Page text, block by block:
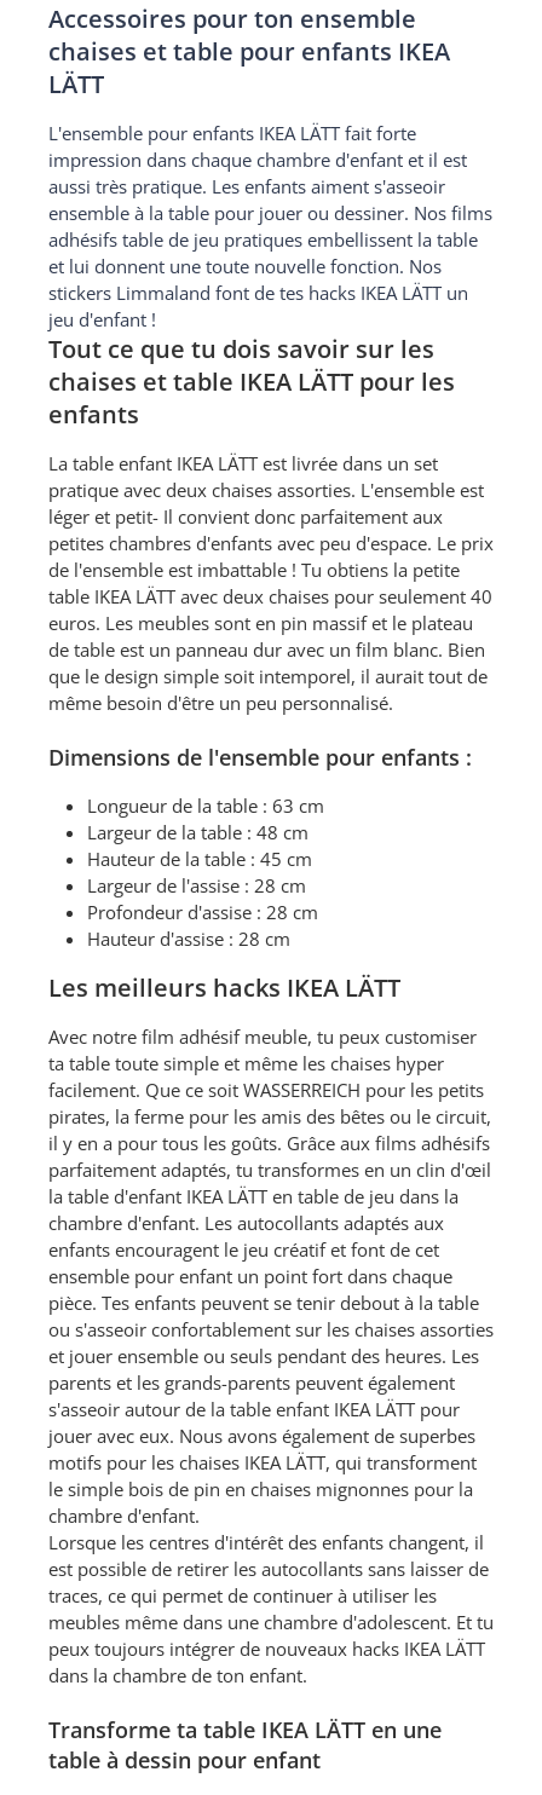
Accessoires pour ton ensemble
chaises et table pour enfants IKEA
LÄTT
L'ensemble pour enfants IKEA LÄTT fait forte
impression dans chaque chambre d'enfant et il est
aussi très pratique. Les enfants aiment s'asseoir
ensemble à la table pour jouer ou dessiner. Nos films
adhésifs table de jeu pratiques embellissent la table
et lui donnent une toute nouvelle fonction. Nos
stickers Limmaland font de tes hacks IKEA LÄTT un
jeu d'enfant !
Tout ce que tu dois savoir sur les
chaises et table IKEA LÄTT pour les
enfants
La table enfant IKEA LÄTT est livrée dans un set
pratique avec deux chaises assorties. L'ensemble est
léger et petit- Il convient donc parfaitement aux
petites chambres d'enfants avec peu d'espace. Le prix
de l'ensemble est imbattable ! Tu obtiens la petite
table IKEA LÄTT avec deux chaises pour seulement 40
euros. Les meubles sont en pin massif et le plateau
de table est un panneau dur avec un film blanc. Bien
que le design simple soit intemporel, il aurait tout de
même besoin d'être un peu personnalisé.
Dimensions de l'ensemble pour enfants :
Longueur de la table : 63 cm
Largeur de la table : 48 cm
Hauteur de la table : 45 cm
Largeur de l'assise : 28 cm
Profondeur d'assise : 28 cm
Hauteur d'assise : 28 cm
Les meilleurs hacks IKEA LÄTT
Avec notre film adhésif meuble, tu peux customiser
ta table toute simple et même les chaises hyper
facilement. Que ce soit WASSERREICH pour les petits
pirates, la ferme pour les amis des bêtes ou le circuit,
il y en a pour tous les goûts. Grâce aux films adhésifs
parfaitement adaptés, tu transformes en un clin d'œil
la table d'enfant IKEA LÄTT en table de jeu dans la
chambre d'enfant. Les autocollants adaptés aux
enfants encouragent le jeu créatif et font de cet
ensemble pour enfant un point fort dans chaque
pièce. Tes enfants peuvent se tenir debout à la table
ou s'asseoir confortablement sur les chaises assorties
et jouer ensemble ou seuls pendant des heures. Les
parents et les grands-parents peuvent également
s'asseoir autour de la table enfant IKEA LÄTT pour
jouer avec eux. Nous avons également de superbes
motifs pour les chaises IKEA LÄTT, qui transforment
le simple bois de pin en chaises mignonnes pour la
chambre d'enfant.
Lorsque les centres d'intérêt des enfants changent, il
est possible de retirer les autocollants sans laisser de
traces, ce qui permet de continuer à utiliser les
meubles même dans une chambre d'adolescent. Et tu
peux toujours intégrer de nouveaux hacks IKEA LÄTT
dans la chambre de ton enfant.
Transforme ta table IKEA LÄTT en une
table à dessin pour enfant